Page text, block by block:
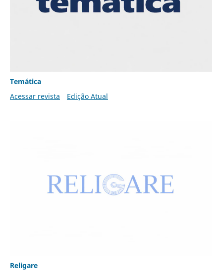
Temática
Acessar revista
Edição Atual
Religare